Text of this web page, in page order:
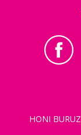
HONI BURUZ